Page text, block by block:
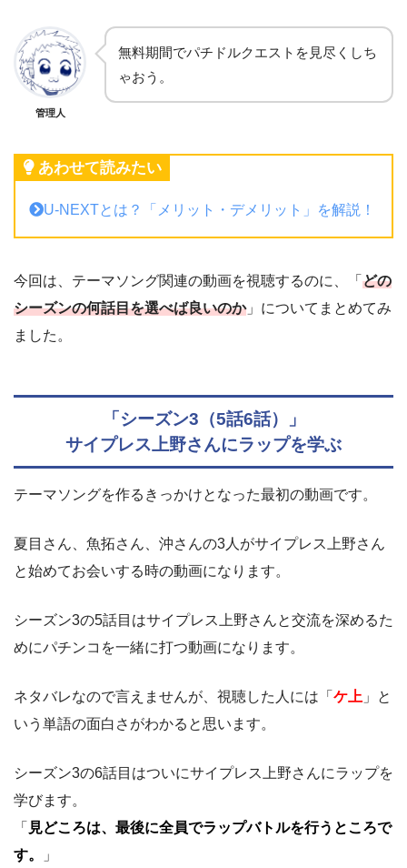
管理人
無料期間でパチドルクエストを見尽くしち
ゃおう。
あわせて読みたい
U-NEXTとは？「メリット・デメリット」を解説！
今回は、テーマソング関連の動画を視聴するのに、「 どの
シーズンの何話目を選べば良いのか」についてまとめてみ
ました。
「シーズン3（5話6話）」
サイプレス上野さんにラップを学ぶ
テーマソングを作るきっかけとなった最初の動画です。
夏目さん、魚拓さん、沖さんの3人がサイプレス上野さん
と始めてお会いする時の動画になります。
シーズン3の5話目はサイプレス上野さんと交流を深めるた
めにパチンコを一緒に打つ動画になります。
ネタバレなので言えませんが、視聴した人には「 ケ上 」と
いう単語の面白さがわかると思います。
シーズン3の6話目はついにサイプレス上野さんにラップを
学びます。
「 見どころは、最後に全員でラップバトルを行うところで
す。
」